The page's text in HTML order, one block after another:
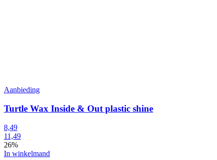
Aanbieding
Turtle Wax Inside & Out plastic shine
8,49
11,49
26%
In winkelmand